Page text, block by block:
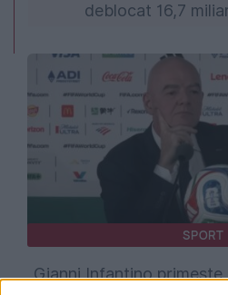
deblocat 16,7
SPORT
Gianni Infantino